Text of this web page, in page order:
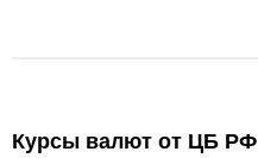
Курсы валют от ЦБ РФ